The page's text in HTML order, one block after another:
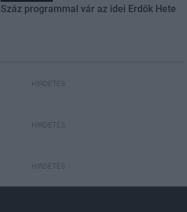
Száz programmal vár az idei Erdők Hete
HIRDETÉS
HIRDETÉS
HIRDETÉS